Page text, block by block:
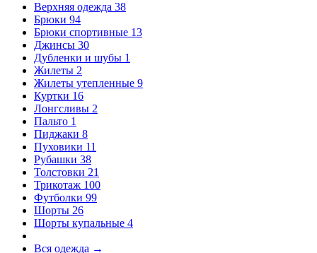
Верхняя одежда 38
Брюки 94
Брюки спортивные 13
Джинсы 30
Дубленки и шубы 1
Жилеты 2
Жилеты утепленные 9
Куртки 16
Лонгсливы 2
Пальто 1
Пиджаки 8
Пуховики 11
Рубашки 38
Толстовки 21
Трикотаж 100
Футболки 99
Шорты 26
Шорты купальные 4
Вся одежда →